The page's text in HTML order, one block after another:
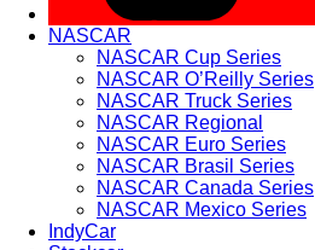
NASCAR
NASCAR Cup Series
NASCAR O’Reilly Series
NASCAR Truck Series
NASCAR Regional
NASCAR Euro Series
NASCAR Brasil Series
NASCAR Canada Series
NASCAR Mexico Series
IndyCar